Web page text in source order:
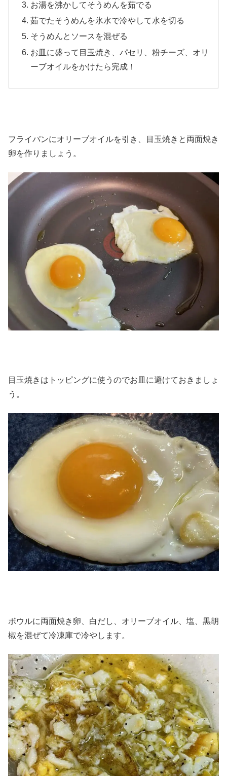
お湯を沸かしてそうめんを茹でる
茹でたそうめんを氷水で冷やして水を切る
そうめんとソースを混ぜる
お皿に盛って目玉焼き、パセリ、粉チーズ、オリ
ーブオイルをかけたら完成！
フライパンにオリーブオイルを引き、目玉焼きと両面焼き
卵を作りましょう。
目玉焼きはトッピングに使うのでお皿に避けておきましょ
う。
ボウルに両面焼き卵、白だし、オリーブオイル、塩、黒胡
椒を混ぜて冷凍庫で冷やします。